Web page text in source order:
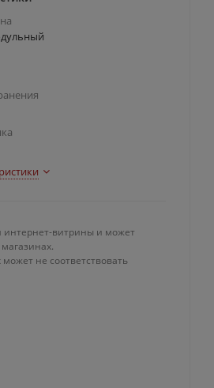
интернет-витрины и может
не соответствовать